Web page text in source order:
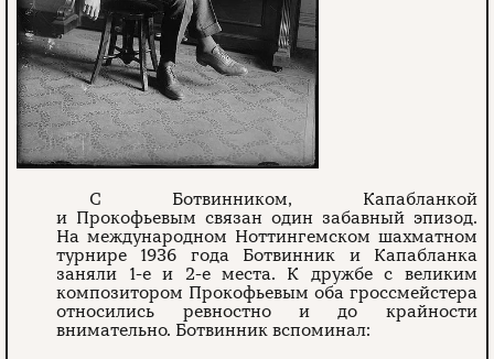
С Ботвинником, Капабланкой
и Прокофьевым связан один забавный эпизод.
На международном Ноттингемском шахматном
турнире 1936 года Ботвинник и Капабланка
заняли 1-е и 2-е места. К дружбе с великим
композитором Прокофьевым оба гроссмейстера
относились ревностно и до крайности
внимательно. Ботвинник вспоминал: